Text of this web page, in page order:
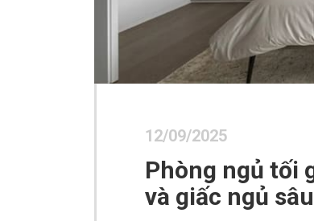
12/09/2025
Phòng ngủ tối
và giấc ngủ sâu